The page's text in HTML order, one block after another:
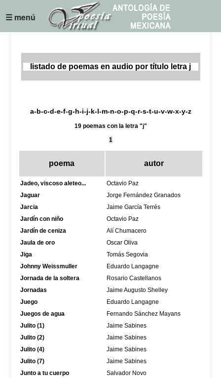
☰ menú
listado de poemas en audio por título letra j
a-b-c-d-e-f-g-h-i-j-k-l-m-n-o-p-q-r-s-t-u-v-w-x-y-z
19 poemas con la letra "j"
1
poema autor
Jadeo, viscoso aleteo...
Octavio Paz
Jaguar
Jorge Fernández Granados
Jarcia
Jaime García Terrés
Jardín con niño
Octavio Paz
Jardín de ceniza
Alí Chumacero
Jaula de oro
Oscar Oliva
Jiga
Tomás Segovia
Johnny Weissmuller
Eduardo Langagne
Jornada de la soltera
Rosario Castellanos
Jornadas
Jaime Augusto Shelley
Juego
Eduardo Langagne
Juegos de agua
Fernando Sánchez Mayans
Julito (1)
Jaime Sabines
Julito (2)
Jaime Sabines
Julito (4)
Jaime Sabines
Julito (7)
Jaime Sabines
Junto a tu cuerpo
Salvador Novo